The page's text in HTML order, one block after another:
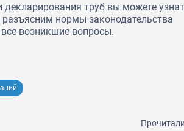
труб вы можете
нормы законодательства
возникшие вопросы.